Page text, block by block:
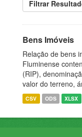
Filtrar
Bens Imóveis
Relação de bens
Fluminense
(RIP),
valor do terreno,
CSV ODS XLSX